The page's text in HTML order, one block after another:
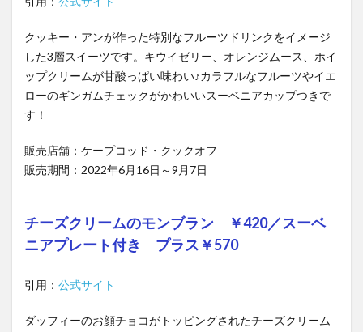
クッキー・アンが作った特別なフルーツドリンクをイメージ
した3層スイーツです。キウイゼリー、オレンジムース、ホイ
ップクリームが甘酸っぱい味わい♪カラフルなフルーツやイエ
ローのギンガムチェックがかわいいスーベニアカップつきで
す！
販売店舗：ケープコッド・クックオフ
販売期間：2022年6月16日～9月7日
チーズクリームのモンブラン ￥420／スーベ
ニアプレート付き プラス￥570
引用： 公式サイト
ダッフィーのお顔チョコがトッピングされたチーズクリーム